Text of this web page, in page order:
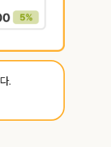
.